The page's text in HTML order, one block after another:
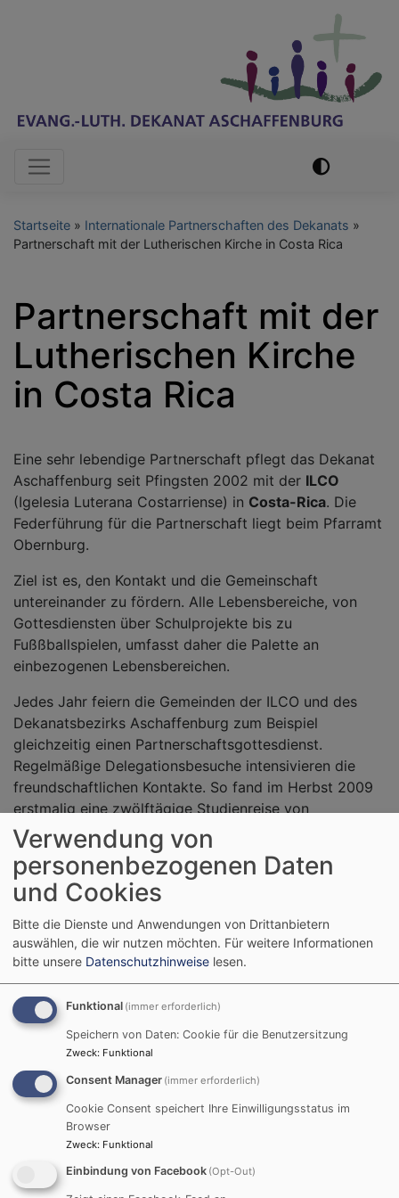
Hauptnavigation
Startseite
Internationale Partnerschaften des Dekanats
Partnerschaft mit der Lutherischen Kirche in Costa Rica
Partnerschaft mit der
Lutherischen Kirche
in Costa Rica
Eine sehr lebendige Partnerschaft pflegt das Dekanat
Aschaffenburg seit Pfingsten 2002 mit der ILCO
(Igelesia Luterana Costarriense) in Costa-Rica. Die
Federführung für die Partnerschaft liegt beim Pfarramt
Obernburg.
Ziel ist es, den Kontakt und die Gemeinschaft
untereinander zu fördern. Alle Lebensbereiche, von
Gottesdiensten über Schulprojekte bis zu
Fußßballspielen, umfasst daher die Palette an
einbezogenen Lebensbereichen.
Jedes Jahr feiern die Gemeinden der ILCO und des
Dekanatsbezirks Aschaffenburg zum Beispiel
gleichzeitig einen Partnerschaftsgottesdienst.
Regelmäßige Delegationsbesuche intensivieren die
freundschaftlichen Kontakte. So fand im Herbst 2009
erstmalig eine zwölftägige Studienreise von
interessierten Dekanatsmitgliedern nach Costa Rica
statt.
Im September 2015 empfing die Iglesia Luterana
aus dem Dekanatsbezirk Aschaffenburg, mit dem seit
2002 eine Partnerschaft besteht. Diese Partnerschaft
wurde durch den Besuch des neuen Dekans Rudi Rupp
gefestigt, der zum ersten Mal in Costa Rica war.
- Gehalten am 20. September
in San José, Costa Rica.
Verwendung von
personenbezogenen Daten
und Cookies
Bitte die Dienste und Anwendungen von Drittanbietern
auswählen, die wir nutzen möchten. Für weitere Informationen
bitte unsere Datenschutzhinweise lesen.
Funktional (immer erforderlich)
Speichern von Daten: Cookie für die Benutzersitzung
Zweck: Funktional
Consent Manager (immer erforderlich)
Cookie Consent speichert Ihre Einwilligungsstatus im
Browser
Zweck: Funktional
Einbindung von Facebook (Opt-Out)